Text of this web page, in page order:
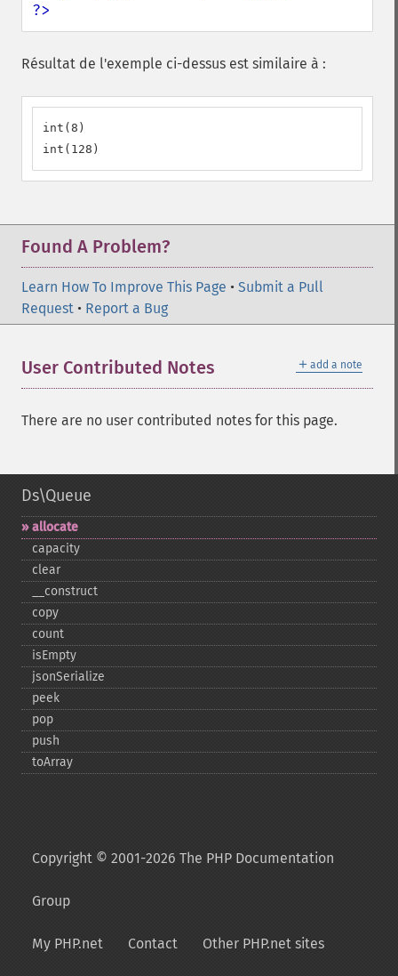
?>
Résultat de l'exemple ci-dessus est similaire à :
int(8)
int(128)
Found A Problem?
Learn How To Improve This Page • Submit a Pull
Request • Report a Bug
＋ add a note
User Contributed Notes
There are no user contributed notes for this page.
Ds\Queue
allocate
capacity
clear
_​_​construct
copy
count
isEmpty
jsonSerialize
peek
pop
push
toArray
Copyright © 2001-2026 The PHP Documentation
Group
My PHP.net Contact Other PHP.net sites